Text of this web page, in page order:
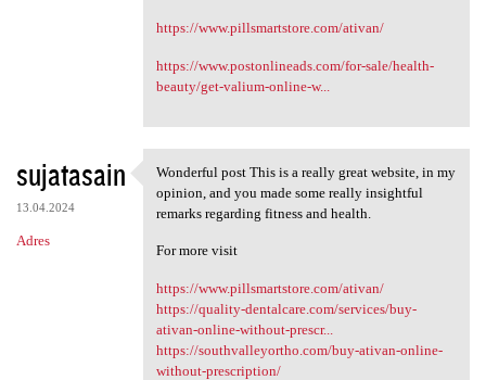
https://www.pillsmartstore.com/ativan/
https://www.postonlineads.com/for-sale/health-
beauty/get-valium-online-w...
sujatasain
13.04.2024
Adres
Wonderful post This is a
Wonderful post This is a really great website, in my
opinion, and you made some really insightful
remarks regarding fitness and health.
For more visit
https://www.pillsmartstore.com/ativan/
https://quality-dentalcare.com/services/buy-
ativan-online-without-prescr...
https://southvalleyortho.com/buy-ativan-online-
without-prescription/